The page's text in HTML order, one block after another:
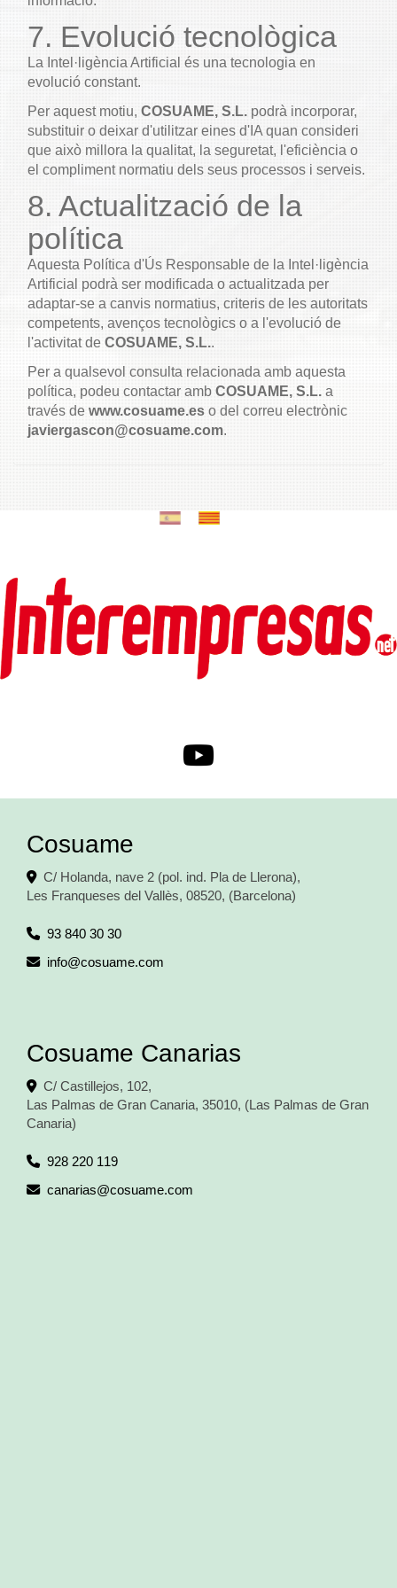
7. Evolució tecnològica
La Intel·ligència Artificial és una tecnologia en
evolució constant.
Per aquest motiu, COSUAME, S.L. podrà incorporar,
substituir o deixar d'utilitzar eines d'IA quan consideri
que això millora la qualitat, la seguretat, l'eficiència o
el compliment normatiu dels seus processos i serveis.
8. Actualització de la
política
Aquesta Política d'Ús Responsable de la Intel·ligència
Artificial podrà ser modificada o actualitzada per
adaptar-se a canvis normatius, criteris de les autoritats
competents, avenços tecnològics o a l'evolució de
l'activitat de COSUAME, S.L..
Per a qualsevol consulta relacionada amb aquesta
política, podeu contactar amb COSUAME, S.L. a
través de www.cosuame.es o del correu electrònic
javiergascon@cosuame.com.
Cosuame
C/ Holanda, nave 2 (pol. ind. Pla de Llerona),
Les Franqueses del Vallès, 08520, (Barcelona)
93 840 30 30
info
cosuame.com
Cosuame Canarias
C/ Castillejos, 102,
Las Palmas de Gran Canaria, 35010, (Las Palmas de Gran
Canaria)
928 220 119
canarias
cosuame.com